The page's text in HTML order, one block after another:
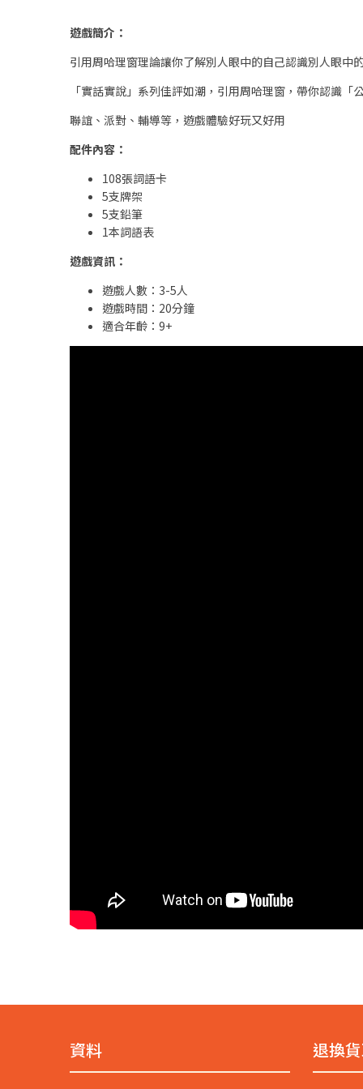
遊戲簡介：
引用周哈理窗理論讓你了解別人眼中的自己認識別人眼中
「實話實說」系列佳評如潮，引用周哈理窗，帶你認識
聯誼、派對、輔導等，遊戲體驗好玩又好用
配件內容：
108張詞語卡
5支牌架
5支鉛筆
1本詞語表
遊戲資訊：
遊戲人數：3-5人
遊戲時間：20分鐘
適合年齡：9+
資料 退換